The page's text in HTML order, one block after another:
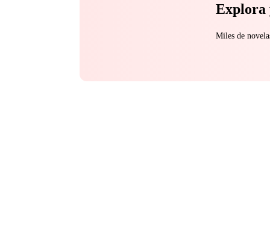
Explora
Miles de